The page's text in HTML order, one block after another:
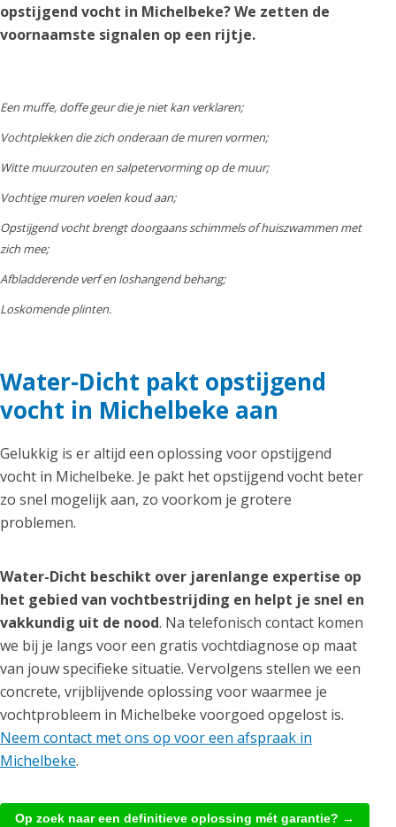
opstijgend vocht in Michelbeke? We zetten de
voornaamste signalen op een rijtje.
Een muffe, doffe geur die je niet kan verklaren;
Vochtplekken die zich onderaan de muren vormen;
Witte muurzouten en salpetervorming op de muur;
Vochtige muren voelen koud aan;
Opstijgend vocht brengt doorgaans schimmels of huiszwammen met
zich mee;
Afbladderende verf en loshangend behang;
Loskomende plinten.
Water-Dicht pakt opstijgend
vocht in Michelbeke aan
Gelukkig is er altijd een oplossing voor opstijgend
vocht in Michelbeke. Je pakt het opstijgend vocht beter
zo snel mogelijk aan, zo voorkom je grotere
problemen.
Water-Dicht beschikt over jarenlange expertise op
het gebied van vochtbestrijding en helpt je snel en
vakkundig uit de nood. Na telefonisch contact komen
we bij je langs voor een gratis vochtdiagnose op maat
van jouw specifieke situatie. Vervolgens stellen we een
concrete, vrijblijvende oplossing voor waarmee je
vochtprobleem in Michelbeke voorgoed opgelost is.
Neem contact met ons op voor een afspraak in
Michelbeke.
Op zoek naar een definitieve oplossing mét garantie? →